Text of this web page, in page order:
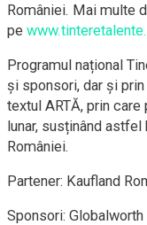
României. Mai multe
pe
Programul național
și sponsori, dar și
textul ARTĂ, prin
lunar, susținând
României.
Partener: Kaufland
Sponsori: Globalworth